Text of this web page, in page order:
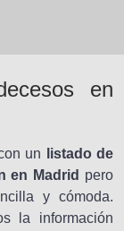
en
un
listado de
en Madrid pero
y cómoda.
la información